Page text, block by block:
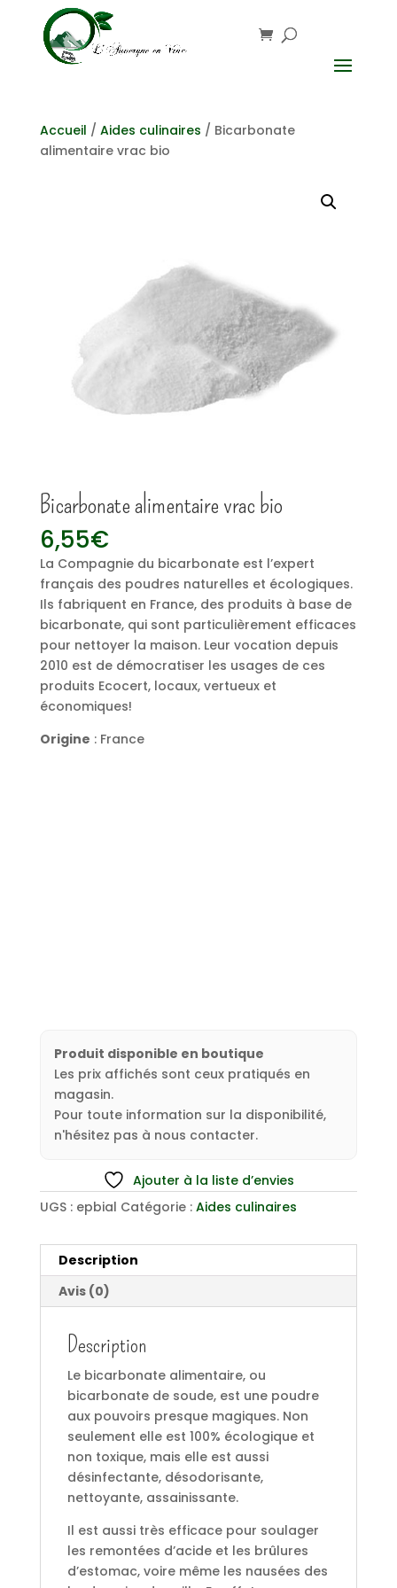
Accueil / Aides culinaires / Bicarbonate
alimentaire vrac bio
Bicarbonate alimentaire vrac bio
6,55€
La Compagnie du bicarbonate est l’expert
français des poudres naturelles et écologiques.
Ils fabriquent en France, des produits à base de
bicarbonate, qui sont particulièrement efficaces
pour nettoyer la maison. Leur vocation depuis
2010 est de démocratiser les usages de ces
produits Ecocert, locaux, vertueux et
économiques!
Origine : France
Produit disponible en boutique
Les prix affichés sont ceux pratiqués en
magasin.
Pour toute information sur la disponibilité,
n'hésitez pas à nous contacter.
Ajouter à la liste d’envies
UGS : epbial Catégorie : Aides culinaires
Description
Avis (0)
Description
Le bicarbonate alimentaire, ou
bicarbonate de soude, est une poudre
aux pouvoirs presque magiques. Non
seulement elle est 100% écologique et
non toxique, mais elle est aussi
désinfectante, désodorisante,
nettoyante, assainissante.
Il est aussi très efficace pour soulager
les remontées d’acide et les brûlures
d’estomac, voire même les nausées des